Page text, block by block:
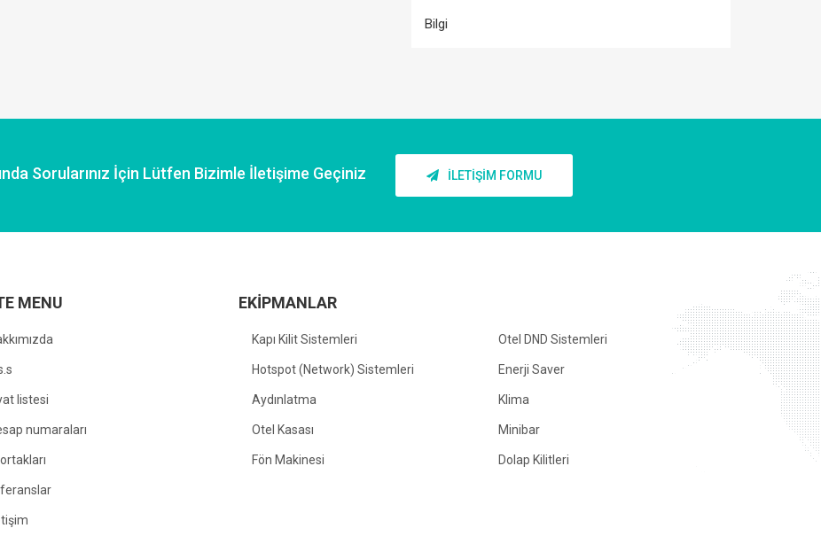
Bilgi
Sorularınız İçin Lütfen Bizimle İletişime Geçiniz İLETİŞİM FORMU
MENU
listesi
numaraları
EKİPMANLAR
Kapı Kilit Sistemleri
Hotspot (Network) Sistemleri
Aydınlatma
Otel Kasası
Fön Makinesi
Otel DND Sistemleri
Enerji Saver
Klima
Minibar
Dolap Kilitleri